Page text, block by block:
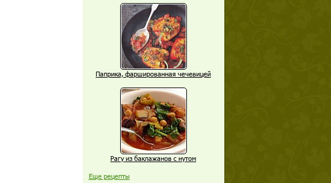
Паприка, фаршированная чечевицей
Рагу из баклажанов с нутом
Еще рецепты